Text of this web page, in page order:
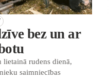
bez un ar
lietainā rudens dienā,
saimniecības